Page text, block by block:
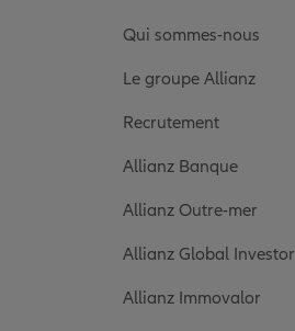
Qui sommes-nous
Le groupe Allianz
Recrutement
Allianz Banque
Allianz Outre-mer
Allianz Global Investor
Allianz Immovalor